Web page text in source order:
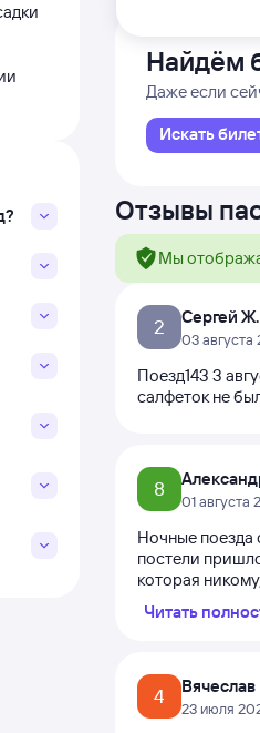
Найдём
Даже если
Искать
Отзывы
Мы
2 Сергей Ж.
03 августа
Поезд143 3
салфеток не
8
01 августа
Ночные поезда
постели
которая
Читать
4
23 июля